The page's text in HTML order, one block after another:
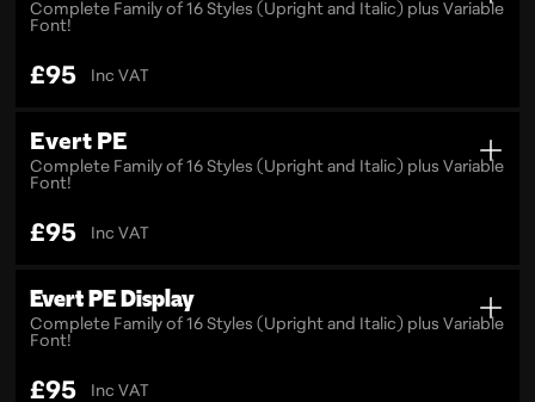
Complete Family of 16 Styles (Upright and Italic) plus Variable
Font!
£95 Inc VAT
Evert PE
Complete Family of 16 Styles (Upright and Italic) plus Variable
Font!
£95 Inc VAT
Evert PE Display
Complete Family of 16 Styles (Upright and Italic) plus Variable
Font!
£95 Inc VAT